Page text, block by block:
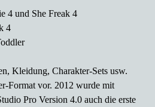
4 und She Freak 4
4
Kleidung, Charakter-Sets usw.
Format vor. 2012 wurde mit
Pro Version 4.0 auch die erste